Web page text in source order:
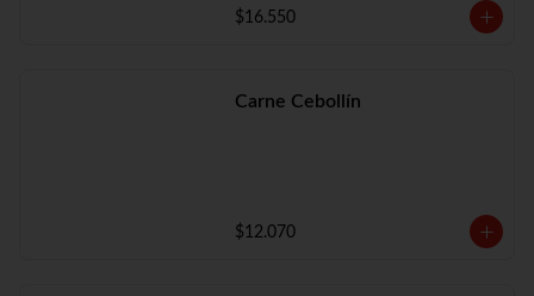
$16.550
Carne Cebollín
$12.070